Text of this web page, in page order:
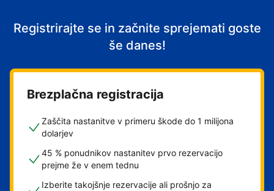
Registrirajte se in začnite sprejemati goste
še danes!
Brezplačna registracija
Zaščita nastanitve v primeru škode do 1 milijona
dolarjev
45 % ponudnikov nastanitev prvo rezervacijo
prejme že v enem tednu
Izberite takojšnje rezervacije ali prošnjo za